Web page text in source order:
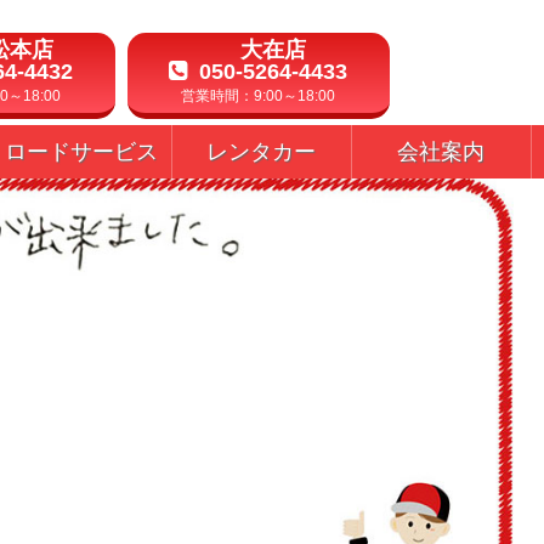
本店
4432
～18:00
大在店
050-5264-4433
営業時間：9:00～18:00
ロードサービス レンタカー 会社案内